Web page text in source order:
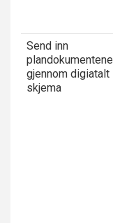
Send inn
plandokumentene
gjennom digiatalt
skjema